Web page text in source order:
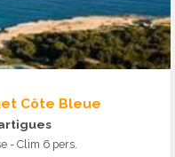
Côte Bleue
- Clim 6 pers.